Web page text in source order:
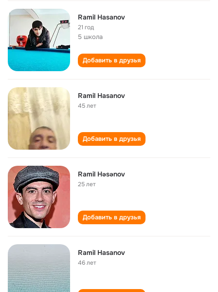
Ramil Hasanov
21 год
5 школа
Добавить в друзья
Ramil Hasanov
45 лет
Добавить в друзья
Ramil Həsənov
25 лет
Добавить в друзья
Ramil Hasanov
46 лет